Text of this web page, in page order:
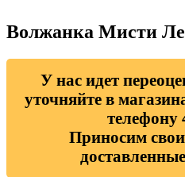
Волжанка Мисти
У нас идет
уточняйте в
телефону
Приносим